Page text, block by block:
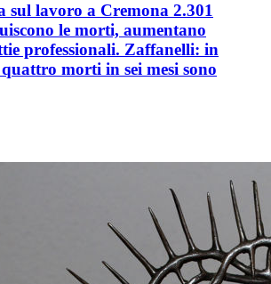
sul lavoro a Cremona 2.301
le morti, aumentano
professionali. Zaffanelli: in
morti in sei mesi sono